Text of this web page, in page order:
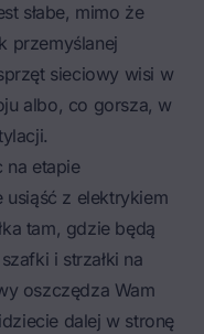
słabe, mimo że
przemyślanej
sieciowy wisi w
albo, co gorsza, w
na etapie
z elektrykiem
tam, gdzie będą
i strzałki na
oszczędza Wam
dalej w stronę